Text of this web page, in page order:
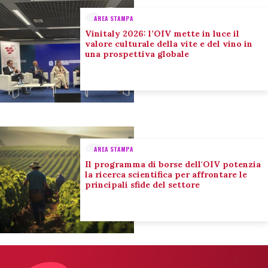
AREA STAMPA
Vinitaly 2026: l’OIV mette in luce il
valore culturale della vite e del vino in
una prospettiva globale
AREA STAMPA
Il programma di borse dell'OIV potenzia
la ricerca scientifica per affrontare le
principali sfide del settore